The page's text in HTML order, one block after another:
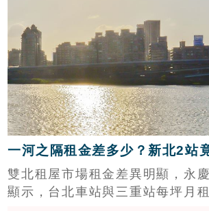
特氛圍吸引饕客。隨著米其林版
灣都會區及新興重劃區的餐飲消
升，星級餐廳不僅是美食指標，
濟與房市發展的潛力。
一河之隔租金差多少？新北2站
雙北租屋市場租金差異明顯，永
顯示，台北車站與三重站每坪月